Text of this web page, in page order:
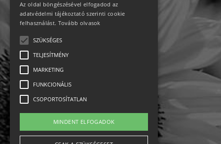
Adatvédelem
Impresszum-kapcsolat
English
Az oldal böngészésével elfogadod az
adatvédelmi tájékoztató szerinti cookie
felhasználást. Tovább olvasok
SZÜKSÉGES
TELJESÍTMÉNY
MARKETING
FUNKCIONÁLIS
CSOPORTOSÍTATLAN
MINDENT ELFOGADOK